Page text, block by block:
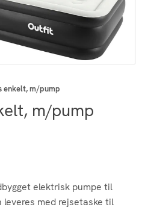
enkelt, m/pump
m/pump
elektrisk pumpe til
med rejsetaske til